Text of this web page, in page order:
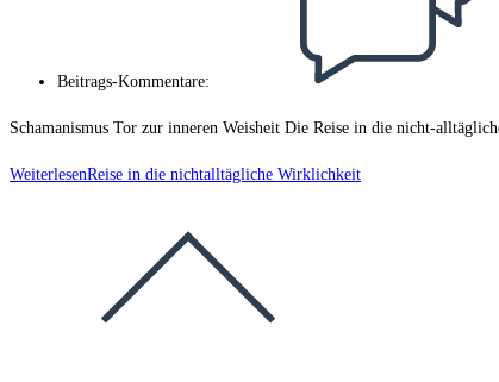
Beitrags-Kommentare:
Schamanismus Tor zur inneren Weisheit Die Reise in die nicht-
WeiterlesenReise in die nichtalltägliche Wirklichkeit